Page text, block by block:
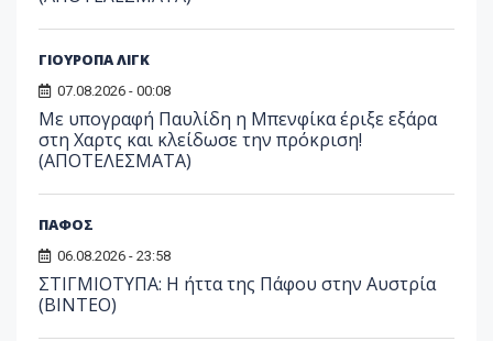
ΓΙΟΥΡΟΠΑ ΛΙΓΚ
07.08.2026 - 00:08
Με υπογραφή Παυλίδη η Μπενφίκα έριξε εξάρα
στη Χαρτς και κλείδωσε την πρόκριση!
(ΑΠΟΤΕΛΕΣΜΑΤΑ)
ΠΑΦΟΣ
06.08.2026 - 23:58
ΣΤΙΓΜΙΟΤΥΠΑ: Η ήττα της Πάφου στην Αυστρία
(ΒΙΝΤΕΟ)